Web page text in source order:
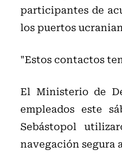
participantes de
los puertos
"Estos contactos
El Ministerio de
empleados este
Sebástopol
navegación segura